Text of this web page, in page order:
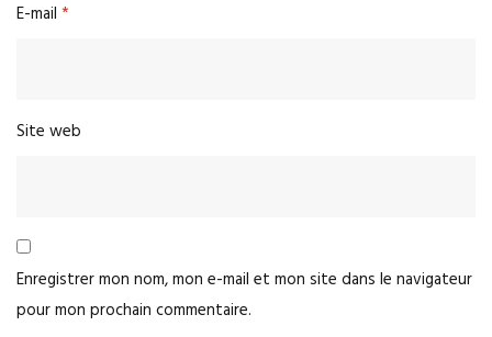
E-mail *
Site web
Enregistrer mon nom, mon e-mail et mon site dans le navigateur
pour mon prochain commentaire.